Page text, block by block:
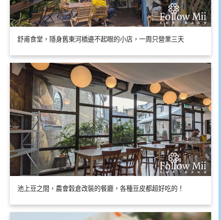
舒甫食堂，隱身舊東河橋邊不起眼的小店，一周只營業三天
池上豆之間，農會穀倉改裝的餐廳，各種豆皮都超好吃的！